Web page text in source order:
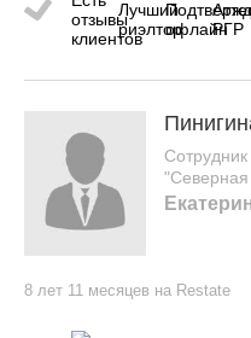
"Северная
8 лет 11 месяцев на Restate